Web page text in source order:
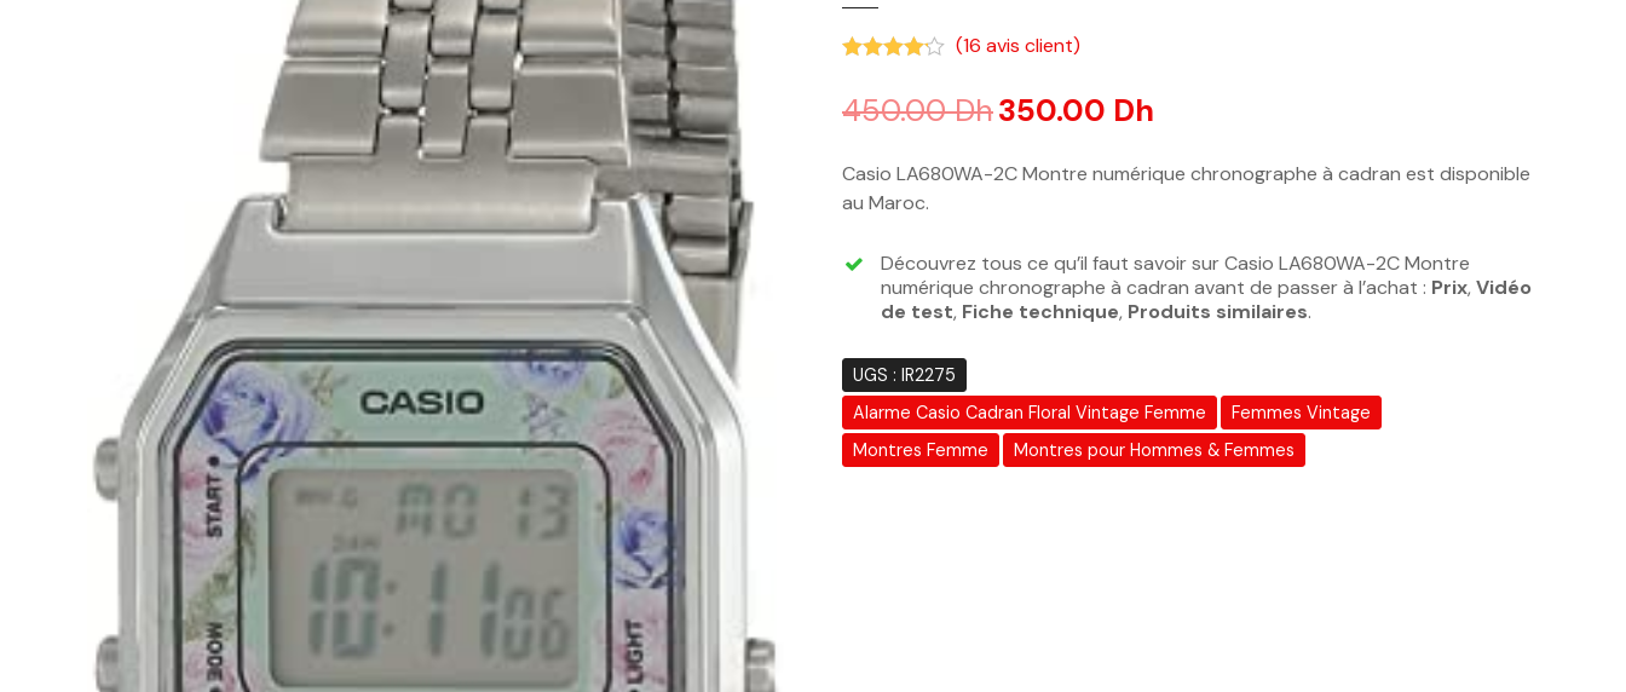
(16 avis client)
450.00Dh350.00 Dh
Casio LA680WA-2C Montre numérique chronographe à cadran est disponible
au Maroc.
Découvrez tous ce qu’il faut savoir sur Casio LA680WA-2C Montre
numérique chronographe à cadran avant de passer à l’achat : Prix, Vidéo
de test, Fiche technique, Produits similaires.
UGS : IR2275
Alarme Casio Cadran Floral Vintage Femme
Femmes Vintage
Montres Femme
Montres pour Hommes & Femmes